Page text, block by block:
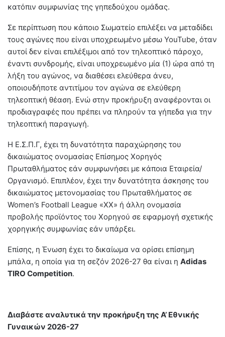
κατόπιν συμφωνίας της γηπεδούχου ομάδας.
Σε περίπτωση που κάποιο Σωματείο επιλέξει να μεταδίδει
τους αγώνες που είναι υποχρεωμένο μέσω YouTube, όταν
αυτοί δεν είναι επιλέξιμοι από τον τηλεοπτικό πάροχο,
έναντι συνδρομής, είναι υποχρεωμένο μία (1) ώρα από τη
λήξη του αγώνος, να διαθέσει ελεύθερα άνευ,
οποιουδήποτε αντιτίμου τον αγώνα σε ελεύθερη
τηλεοπτική θέαση. Ενώ στην προκήρυξη αναφέρονται οι
προδιαγραφές που πρέπει να πληρούν τα γήπεδα για την
τηλεοπτική παραγωγή.
Η Ε.Σ.Π.Γ, έχει τη δυνατότητα παραχώρησης του
δικαιώματος ονομασίας Επίσημος Χορηγός
Πρωταθλήματος εάν συμφωνήσει με κάποια Εταιρεία/
Οργανισμό. Επιπλέον, έχει την δυνατότητα άσκησης του
δικαιώματος μετονομασίας του Πρωταθλήματος σε
Women’s Football League «ΧΧ» ή άλλη ονομασία
προβολής προϊόντος του Χορηγού σε εφαρμογή σχετικής
χορηγικής συμφωνίας εάν υπάρξει.
Επίσης, η Ένωση έχει το δικαίωμα να ορίσει επίσημη
μπάλα, η οποία για τη σεζόν 2026-27 θα είναι η Adidas
TIRO Competition.
Διαβάστε αναλυτικά την προκήρυξη της Α’ Εθνικής
Γυναικών 2026-27